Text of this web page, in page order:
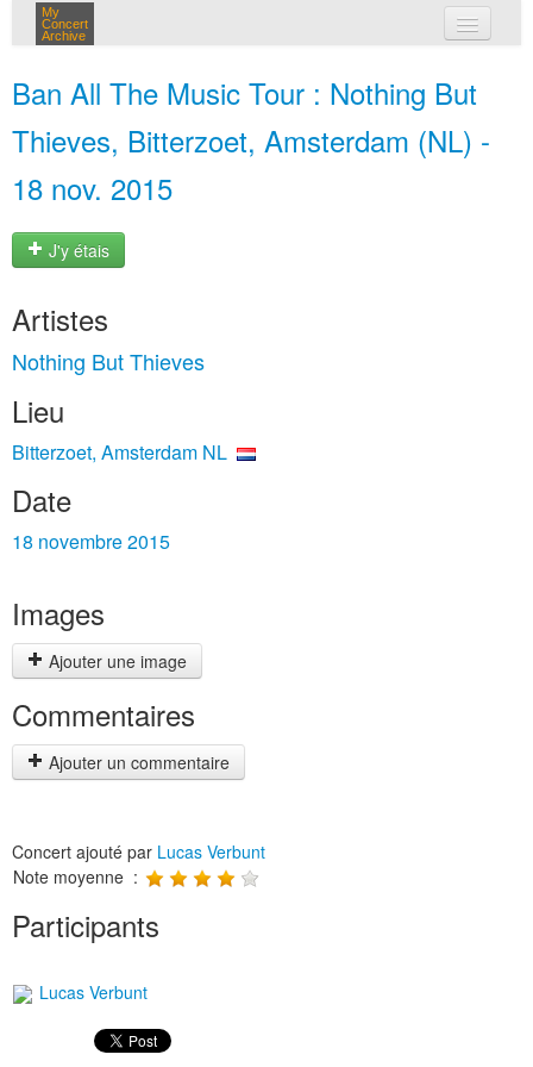
My
Concert
Archive
Ban All The Music Tour : Nothing But
Thieves, Bitterzoet, Amsterdam (NL) -
18 nov. 2015
J'y étais
Artistes
Nothing But Thieves
Lieu
Bitterzoet, Amsterdam NL
Date
18 novembre 2015
Images
Ajouter une image
Commentaires
Ajouter un commentaire
Concert ajouté par Lucas Verbunt
Note moyenne :
Participants
Lucas Verbunt